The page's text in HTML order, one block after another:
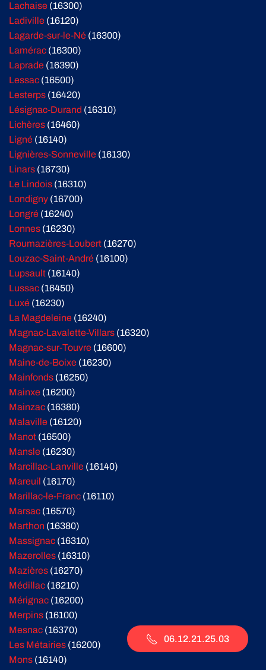
Lachaise (16300)
Ladiville (16120)
Lagarde-sur-le-Né (16300)
Lamérac (16300)
Laprade (16390)
Lessac (16500)
Lesterps (16420)
Lésignac-Durand (16310)
Lichères (16460)
Ligné (16140)
Lignières-Sonneville (16130)
Linars (16730)
Le Lindois (16310)
Londigny (16700)
Longré (16240)
Lonnes (16230)
Roumazières-Loubert (16270)
Louzac-Saint-André (16100)
Lupsault (16140)
Lussac (16450)
Luxé (16230)
La Magdeleine (16240)
Magnac-Lavalette-Villars (16320)
Magnac-sur-Touvre (16600)
Maine-de-Boixe (16230)
Mainfonds (16250)
Mainxe (16200)
Mainzac (16380)
Malaville (16120)
Manot (16500)
Mansle (16230)
Marcillac-Lanville (16140)
Mareuil (16170)
Marillac-le-Franc (16110)
Marsac (16570)
Marthon (16380)
Massignac (16310)
Mazerolles (16310)
Mazières (16270)
Médillac (16210)
Mérignac (16200)
Merpins (16100)
Mesnac (16370)
Les Métairies (16200)
Mons (16140)
06.12.21.25.03